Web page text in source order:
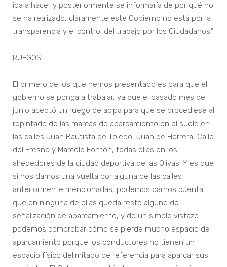
iba a hacer y posteriormente se informaría de por qué no
se ha realizado, claramente este Gobierno no está por la
transparencia y el control del trabajo por los Ciudadanos.”
RUEGOS.
El primero de los que hemos presentado es para que el
gobierno se ponga a trabajar, ya que el pasado mes de
junio aceptó un ruego de acipa para que se procediese al
repintado de las marcas de aparcamiento en el suelo en
las calles Juan Bautista de Toledo, Juan de Herrera, Calle
del Fresno y Marcelo Fontón, todas ellas en los
alrededores de la ciudad deportiva de las Olivas. Y es que
si nos damos una vuelta por alguna de las calles
anteriormente mencionadas, podemos darnos cuenta
que en ninguna de ellas queda resto alguno de
señalización de aparcamiento, y de un simple vistazo
podemos comprobar cómo se pierde mucho espacio de
aparcamiento porque los conductores no tienen un
espacio físico delimitado de referencia para aparcar sus